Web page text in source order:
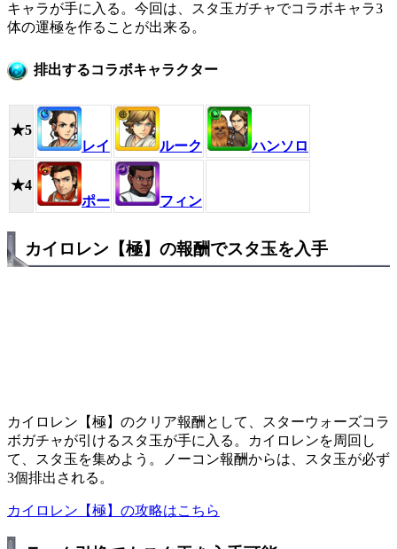
キャラが手に入る。今回は、スタ玉ガチャでコラボキャラ3
体の運極を作ることが出来る。
排出するコラボキャラクター
★5
レイ
ルーク ハンソロ
★4
ポー
フィン
カイロレン【極】の報酬でスタ玉を入手
カイロレン【極】のクリア報酬として、スターウォーズコラ
ボガチャが引けるスタ玉が手に入る。カイロレンを周回し
て、スタ玉を集めよう。ノーコン報酬からは、スタ玉が必ず
3個排出される。
カイロレン【極】の攻略はこちら